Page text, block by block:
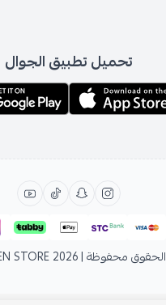
تحميل تطبيق الجوال
الحقوق محفوظة | 2026 STORE